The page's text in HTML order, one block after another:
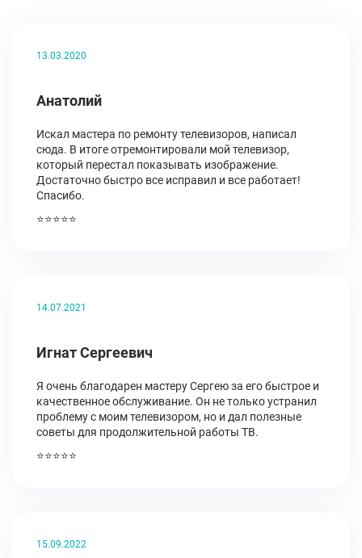
13.03.2020
Анатолий
Искал мастера по ремонту телевизоров, написал
сюда. В итоге отремонтировали мой телевизор,
который перестал показывать изображение.
Достаточно быстро все исправил и все работает!
Спасибо.
⭐⭐⭐⭐⭐
14.07.2021
Игнат Сергеевич
Я очень благодарен мастеру Сергею за его быстрое и
качественное обслуживание. Он не только устранил
проблему с моим телевизором, но и дал полезные
советы для продолжительной работы ТВ.
⭐⭐⭐⭐⭐
15.09.2022